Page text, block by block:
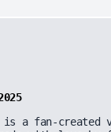
is a fan-created